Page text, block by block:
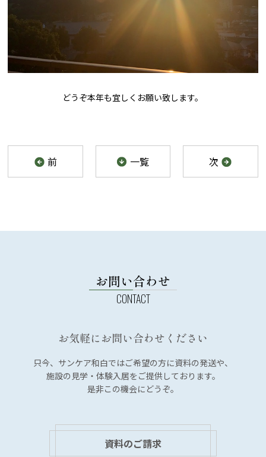
どうぞ本年も宜しくお願い致します。
前 一覧 次
お問い合わせ
お気軽にお問い合わせください
只今、サンケア和白ではご希望の方に資料の発送や、
施設の見学・体験入居をご提供しております。
是非この機会にどうぞ。
資料のご請求